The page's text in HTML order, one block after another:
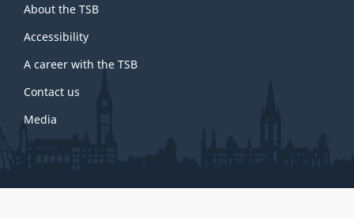
this
site
About the TSB
Accessibility
A career with the TSB
Contact us
Media